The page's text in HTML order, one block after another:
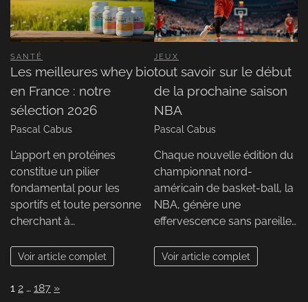
SANTÉ
Les meilleures whey bio
en France : notre
sélection 2026
Pascal Cabus
L’apport en protéines
constitue un pilier
fondamental pour les
sportifs et toute personne
cherchant à…
Voir article complet
JEUX
tout savoir sur le début
de la prochaine saison
NBA
Pascal Cabus
Chaque nouvelle édition du
championnat nord-
américain de basket-ball, la
NBA, génère une
effervescence sans pareille…
Voir article complet
Page:
1 2 … 187 Next
»